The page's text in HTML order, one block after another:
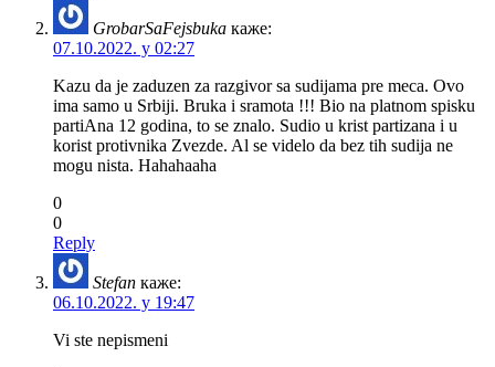
GrobarSaFejsbuka каже:
07.10.2022. у 02:27
Kazu da je zaduzen za razgivor sa sudijama pre meca. Ovo
ima samo u Srbiji. Bruka i sramota !!! Bio na platnom spisku
partiAna 12 godina, to se znalo. Sudio u krist partizana i u
korist protivnika Zvezde. Al se videlo da bez tih sudija ne
mogu nista. Hahahaaha
0
0
Reply
Stefan каже:
06.10.2022. у 19:47
Vi ste nepismeni